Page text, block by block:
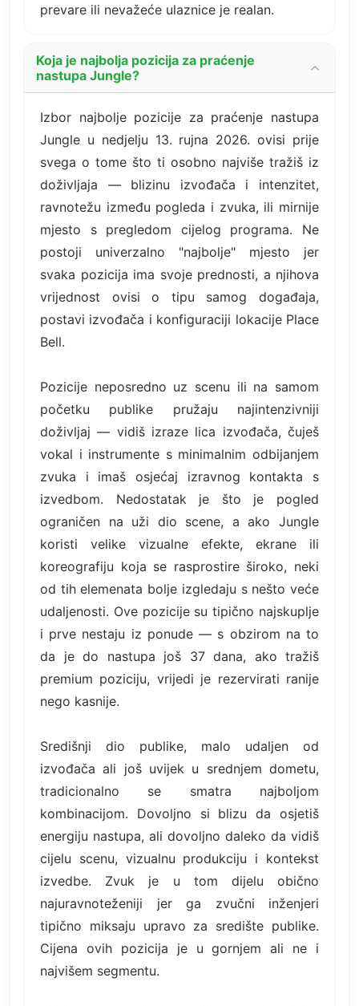
prevare ili nevažeće ulaznice je realan.
Koja je najbolja pozicija za praćenje
nastupa Jungle?
Izbor najbolje pozicije za praćenje nastupa
Jungle u nedjelju 13. rujna 2026. ovisi prije
svega o tome što ti osobno najviše tražiš iz
doživljaja — blizinu izvođača i intenzitet,
ravnotežu između pogleda i zvuka, ili mirnije
mjesto s pregledom cijelog programa. Ne
postoji univerzalno "najbolje" mjesto jer
svaka pozicija ima svoje prednosti, a njihova
vrijednost ovisi o tipu samog događaja,
postavi izvođača i konfiguraciji lokacije Place
Bell.
Pozicije neposredno uz scenu ili na samom
početku publike pružaju najintenzivniji
doživljaj — vidiš izraze lica izvođača, čuješ
vokal i instrumente s minimalnim odbijanjem
zvuka i imaš osjećaj izravnog kontakta s
izvedbom. Nedostatak je što je pogled
ograničen na uži dio scene, a ako Jungle
koristi velike vizualne efekte, ekrane ili
koreografiju koja se rasprostire široko, neki
od tih elemenata bolje izgledaju s nešto veće
udaljenosti. Ove pozicije su tipično najskuplje
i prve nestaju iz ponude — s obzirom na to
da je do nastupa još 37 dana, ako tražiš
premium poziciju, vrijedi je rezervirati ranije
nego kasnije.
Središnji dio publike, malo udaljen od
izvođača ali još uvijek u srednjem dometu,
tradicionalno se smatra najboljom
kombinacijom. Dovoljno si blizu da osjetiš
energiju nastupa, ali dovoljno daleko da vidiš
cijelu scenu, vizualnu produkciju i kontekst
izvedbe. Zvuk je u tom dijelu obično
najuravnoteženiji jer ga zvučni inženjeri
tipično miksaju upravo za središte publike.
Cijena ovih pozicija je u gornjem ali ne i
najvišem segmentu.